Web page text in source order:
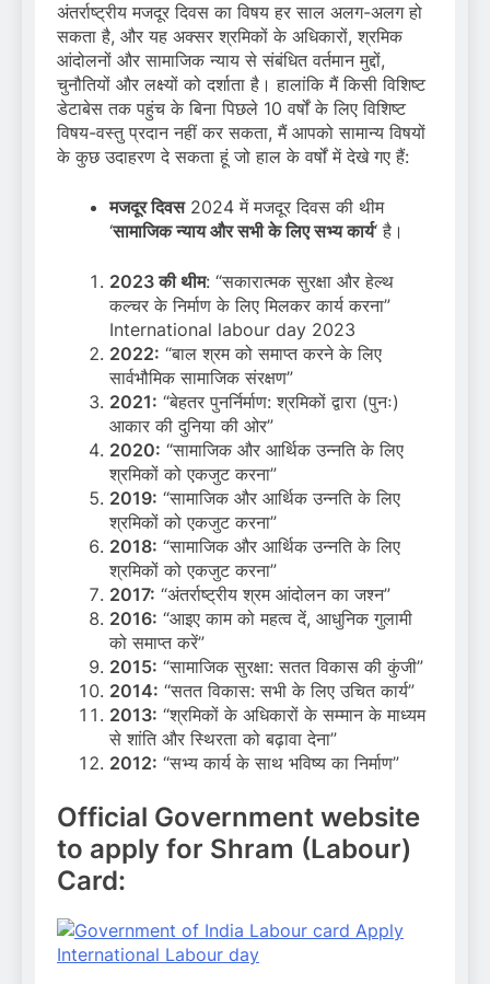
अंतर्राष्ट्रीय मजदूर दिवस का विषय हर साल अलग-अलग हो
सकता है, और यह अक्सर श्रमिकों के अधिकारों, श्रमिक
आंदोलनों और सामाजिक न्याय से संबंधित वर्तमान मुद्दों,
चुनौतियों और लक्ष्यों को दर्शाता है। हालांकि मैं किसी विशिष्ट
डेटाबेस तक पहुंच के बिना पिछले 10 वर्षों के लिए विशिष्ट
विषय-वस्तु प्रदान नहीं कर सकता, मैं आपको सामान्य विषयों
के कुछ उदाहरण दे सकता हूं जो हाल के वर्षों में देखे गए हैं:
मजदूर दिवस2024 में मजदूर दिवस की थीम
‘सामाजिक न्याय और सभी के लिए सभ्य कार्य‘ है।
2023 की थीम: “सकारात्मक सुरक्षा और हेल्थ
कल्चर के निर्माण के लिए मिलकर कार्य करना”
International labour day 2023
2022: “बाल श्रम को समाप्त करने के लिए
सार्वभौमिक सामाजिक संरक्षण”
2021: “बेहतर पुनर्निर्माण: श्रमिकों द्वारा (पुनः)
आकार की दुनिया की ओर”
2020: “सामाजिक और आर्थिक उन्नति के लिए
श्रमिकों को एकजुट करना”
2019: “सामाजिक और आर्थिक उन्नति के लिए
श्रमिकों को एकजुट करना”
2018: “सामाजिक और आर्थिक उन्नति के लिए
श्रमिकों को एकजुट करना”
2017: “अंतर्राष्ट्रीय श्रम आंदोलन का जश्न”
2016: “आइए काम को महत्व दें, आधुनिक गुलामी
को समाप्त करें”
2015: “सामाजिक सुरक्षा: सतत विकास की कुंजी”
2014: “सतत विकास: सभी के लिए उचित कार्य”
2013: “श्रमिकों के अधिकारों के सम्मान के माध्यम
से शांति और स्थिरता को बढ़ावा देना”
2012: “सभ्य कार्य के साथ भविष्य का निर्माण”
Official Government website
to apply for Shram (Labour)
Card: